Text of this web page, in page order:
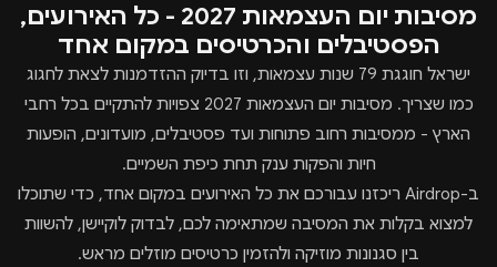
מסיבות יום העצמאות 2027 - כל האירועים,
הפסטיבלים והכרטיסים במקום אחד
ישראל חוגגת 79 שנות עצמאות, וזו בדיוק ההזדמנות לצאת לחגוג
כמו שצריך. מסיבות יום העצמאות 2027 צפויות להתקיים בכל רחבי
הארץ - ממסיבות רחוב פתוחות ועד פסטיבלים, מועדונים, הופעות
חיות והפקות ענק תחת כיפת השמיים.
ב-Airdrop ריכזנו עבורכם את כל האירועים במקום אחד, כדי שתוכלו
למצוא בקלות את המסיבה שמתאימה לכם, לבדוק לוקיישן, להשוות
בין סגנונות מוזיקה ולהזמין כרטיסים מוזלים מראש.